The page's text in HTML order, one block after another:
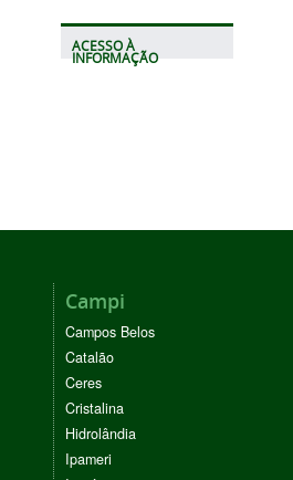
ACESSO À
INFORMAÇÃO
Campi
Campos Belos
Catalão
Ceres
Cristalina
Hidrolândia
Ipameri